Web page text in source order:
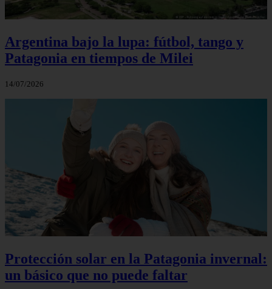
Argentina bajo la lupa: fútbol, tango y
Patagonia en tiempos de Milei
14/07/2026
Protección solar en la Patagonia invernal:
un básico que no puede faltar